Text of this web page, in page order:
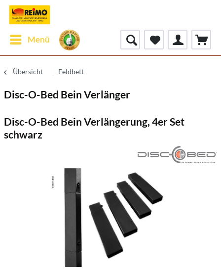
Menü
Übersicht Feldbett
Disc-O-Bed Bein Verlänger
Disc-O-Bed Bein Verlängerung, 4er Set
schwarz